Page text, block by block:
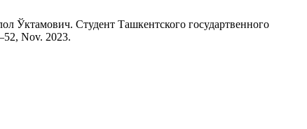
Ўктамович. Студент Ташкентского государтвенного
Nov. 2023.